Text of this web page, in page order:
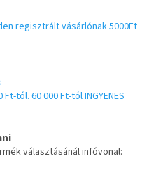
regisztrált vásárlónak 5000Ft
tól. 60 000 Ft-tól INGYENES
választásánál infóvonal: